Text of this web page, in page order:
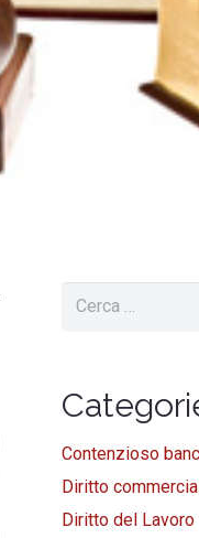
Ricerca
Contenzioso
Diritto
Diritto del Lavoro